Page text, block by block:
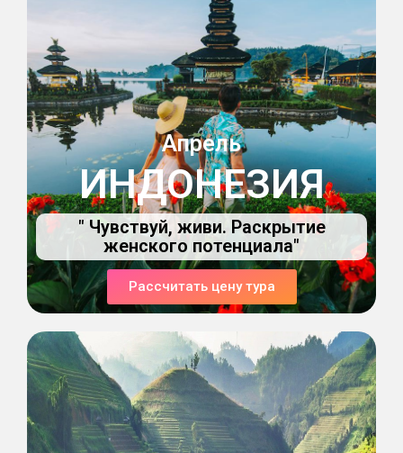
Апрель
ИНДОНЕЗИЯ
" Чувствуй, живи. Раскрытие
женского потенциала"
Рассчитать цену тура